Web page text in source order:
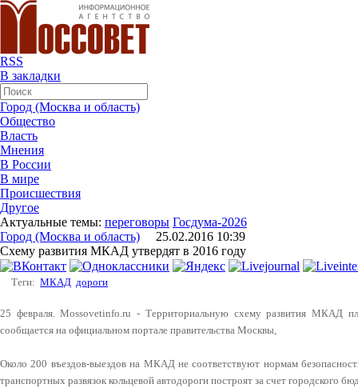
RSS
В закладки
Город (Москва и область)
Общество
Власть
Мнения
В России
В мире
Происшествия
Другое
Актуальные темы: переговоры Госдума-2026
Город (Москва и область) 25.02.2016 10:39
Схему развития МКАД утвердят в 2016 году
Теги: МКАД дороги
25 февраля. Mossovetinfo.ru - Территориальную схему развития МКАД
сообщается на официальном портале правительства Москвы,
Около 200 въездов-выездов на МКАД не соответствуют нормам
транспортных развязок кольцевой автодороги построят за счет городского